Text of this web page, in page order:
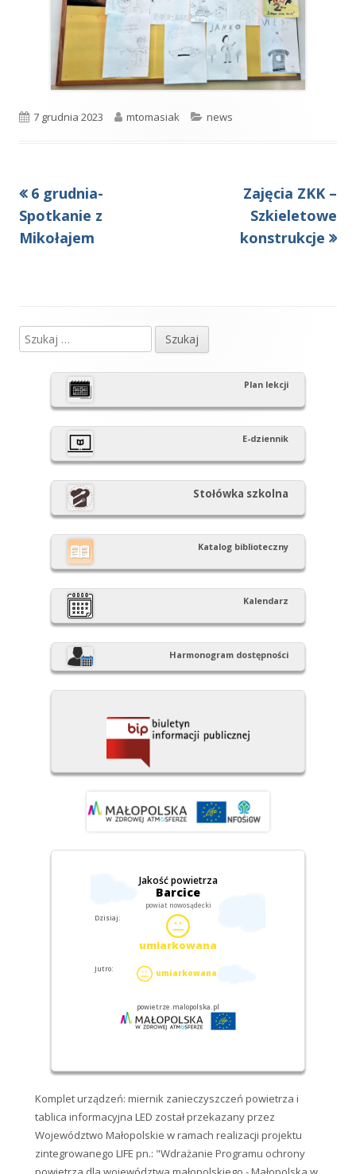
Opublikowano
7 grudnia 2023 Autor
mtomasiak Kategorie
news
Nawigacja
wpisu
Poprzedni
artykół
6 grudnia-
Spotkanie z
Mikołajem
Następny
artykół:
Zajęcia ZKK –
Szkieletowe
konstrukcje
Główny
panel
boczny
Szukaj:
Plan lekcji
E-dziennik
Stołówka szkolna
Katalog biblioteczny
Kalendarz
Harmonogram dostępności
Komplet urządzeń: miernik zanieczyszczeń powietrza i
tablica informacyjna LED został przekazany przez
Województwo Małopolskie w ramach realizacji projektu
zintegrowanego LIFE pn.: "Wdrażanie Programu ochrony